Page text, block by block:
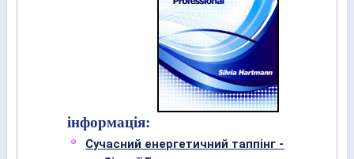
інформація:
Сучасний енергетичний таппінг -